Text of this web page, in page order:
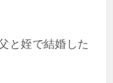
と姪で結婚した